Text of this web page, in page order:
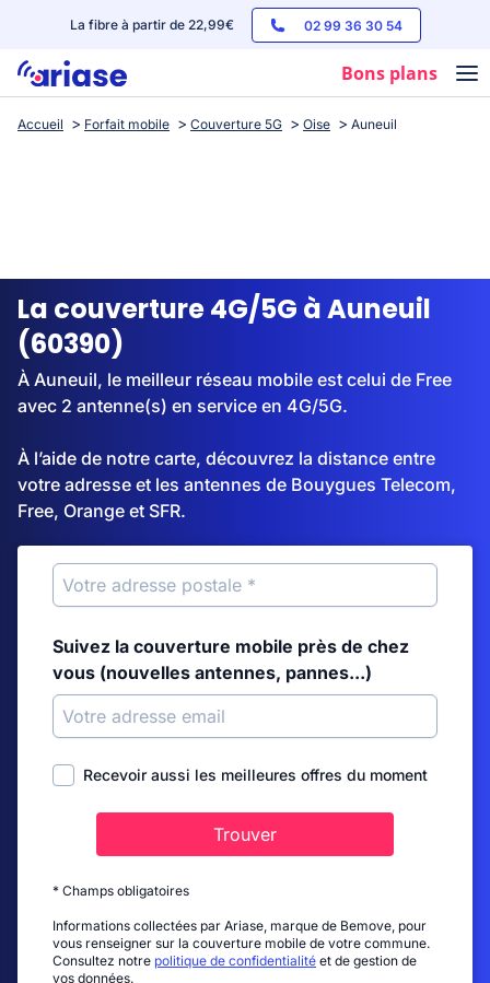
La fibre à partir de 22,99€ 02 99 36 30 54
Bons plans
Box internet
Streaming
Accueil Forfait mobile Couverture 5G Oise Auneuil
La couverture 4G/5G à Auneuil
(60390)
À Auneuil, le meilleur réseau mobile est celui de Free
avec 2 antenne(s) en service en 4G/5G.
À l’aide de notre carte, découvrez la distance entre
votre adresse et les antennes de Bouygues Telecom,
Free, Orange et SFR.
Suivez la couverture mobile près de chez
vous (nouvelles antennes, pannes...)
Recevoir aussi les meilleures offres du moment
Trouver
* Champs obligatoires
Informations collectées par Ariase, marque de Bemove, pour
vous renseigner sur la couverture mobile de votre commune.
Consultez notre politique de confidentialité et de gestion de
vos données.